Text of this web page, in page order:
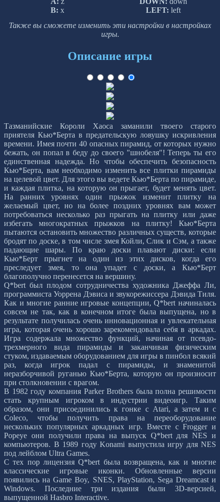
B: x
LEFT: left
Также вы сможете изменить эти настройки в настройках
игры.
Описание игры
Тазманийские Короли Хаоса заманили твоего старого
приятеля Кью*Берта в предательскую ловушку искривления
времени. Имея почти 40 опасных пирамид, от которых нужно
бежать, он попал в беду до своего "шнобеля"! Теперь ты его
единственная надежда. Но чтобы обеспечить безопасность
Кью*Берта, вам необходимо изменить все плитки пирамиды
на целевой цвет. Для этого вы ведете Кью*Берта по пирамиде,
и каждая плитка, на которую он прыгает, будет менять цвет.
На ранних уровнях один прыжок изменит плитку на
желаемый цвет, но на более поздних уровнях вам может
потребоваться несколько раз прыгать на плитку или даже
избегать многократных прыжков на плитку! Кью*Берта
пытаются остановить множество различных существ, которые
бродят по доске, в том числе змея Койли, Слик и Сэм, а также
падающие шары. По краю доски плавают диски: если
Кью*Берт прыгнет на один из этих дисков, когда его
преследует змея, то она упадет с доски, а Кью*Берт
благополучно перенесется на вершину.
Q*bert был плодом сотрудничества художника Джеффа Ли,
программиста Уоррена Дэвиса и звукорежиссера Дэвида Тиля.
Как и многие ранние игровые концепции, Q*bert начиналась
совсем не так, как в конечном итоге была выпущена, но в
результате получилась очень инновационная и увлекательная
игра, которая очень хорошо зарекомендовала себя в аркадах.
Игра содержала множество функций, начиная от псевдо-
трехмерного вида пирамиды и заканчивая физическим
стуком, издаваемым оборудованием для игры в пинбол всякий
раз, когда игрок падал с пирамиды, и знаменитой
неразборчивой руганью Кью*Берта, которую он произносит
при столкновении с врагом.
В 1982 году компания Parker Brothers была полна решимости
стать крупным игроком в индустрии видеоигр. Таким
образом, они присоединились к гонке с Atari, а затем и с
Coleco, чтобы получить права на переоборудование
нескольких популярных аркадных игр. Вместе с Frogger и
Popeye они получили права на выпуск Q*bert для NES и
компьютеров. В 1989 году Konami выпустила игру для NES
под лейблом Ultra Games.
С тех пор лицензия Q*bert была возвращена, как и многие
классические игровые иконки. Обновленные версии
появились на Game Boy, SNES, PlayStation, Sega Dreamcast и
Windows. Последние три издания были 3D-версией,
выпущенной Hasbro Interactive.